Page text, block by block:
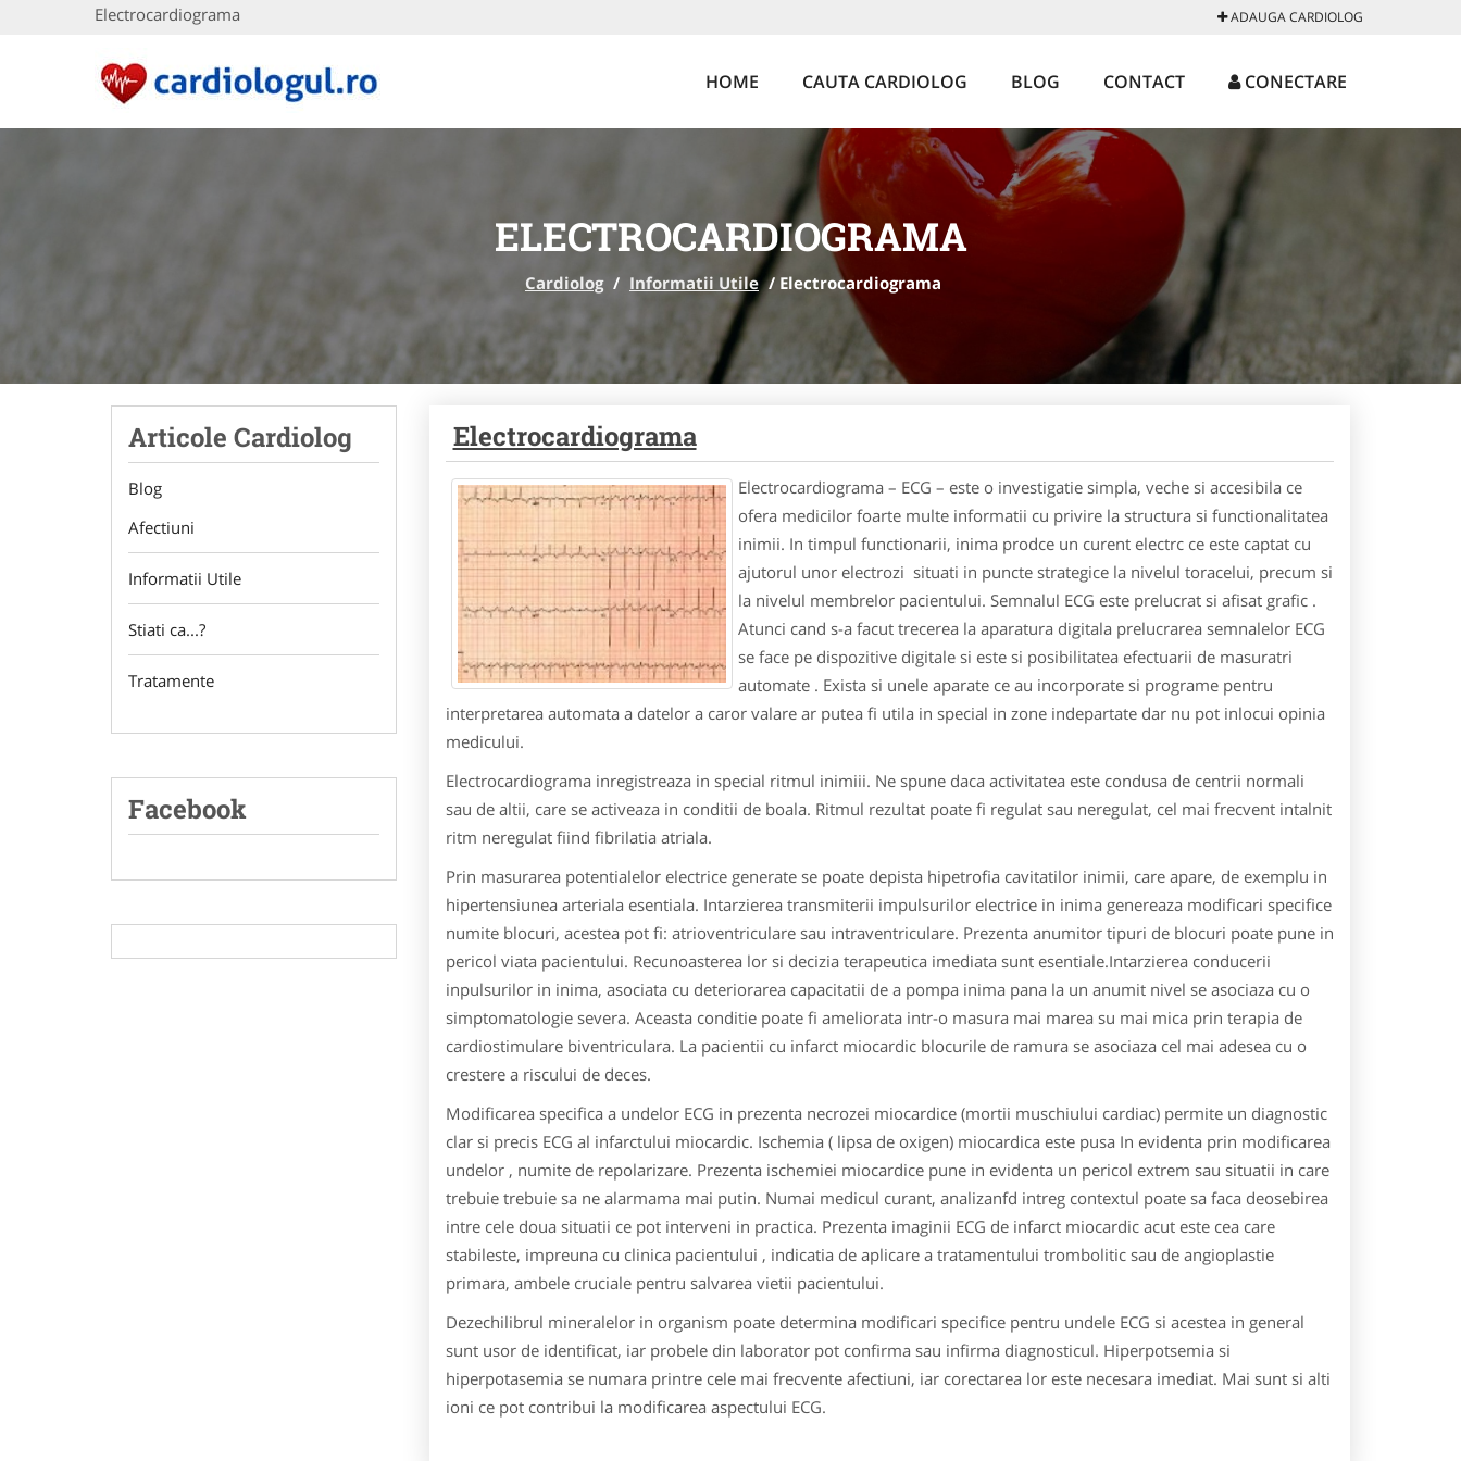
Electrocardiograma ADAUGA CARDIOLOG
HOME CAUTA CARDIOLOG BLOG CONTACT CONECTARE
ELECTROCARDIOGRAMA
Cardiolog / Informatii Utile / Electrocardiograma
Articole Cardiolog
Blog
Afectiuni
Informatii Utile
Stiati ca...?
Tratamente
Facebook
Electrocardiograma
Electrocardiograma – ECG – este o investigatie simpla, veche si accesibila ce
ofera medicilor foarte multe informatii cu privire la structura si functionalitatea
inimii. In timpul functionarii, inima prodce un curent electrc ce este captat cu
ajutorul unor electrozi situati in puncte strategice la nivelul toracelui, precum si
la nivelul membrelor pacientului. Semnalul ECG este prelucrat si afisat grafic .
Atunci cand s-a facut trecerea la aparatura digitala prelucrarea semnalelor ECG
se face pe dispozitive digitale si este si posibilitatea efectuarii de masuratri
automate . Exista si unele aparate ce au incorporate si programe pentru
interpretarea automata a datelor a caror valare ar putea fi utila in special in zone indepartate dar nu pot inlocui opinia
medicului.
Electrocardiograma inregistreaza in special ritmul inimiii. Ne spune daca activitatea este condusa de centrii normali
sau de altii, care se activeaza in conditii de boala. Ritmul rezultat poate fi regulat sau neregulat, cel mai frecvent intalnit
ritm neregulat fiind fibrilatia atriala.
Prin masurarea potentialelor electrice generate se poate depista hipetrofia cavitatilor inimii, care apare, de exemplu in
hipertensiunea arteriala esentiala. Intarzierea transmiterii impulsurilor electrice in inima genereaza modificari specifice
numite blocuri, acestea pot fi: atrioventriculare sau intraventriculare. Prezenta anumitor tipuri de blocuri poate pune in
pericol viata pacientului. Recunoasterea lor si decizia terapeutica imediata sunt esentiale.Intarzierea conducerii
inpulsurilor in inima, asociata cu deteriorarea capacitatii de a pompa inima pana la un anumit nivel se asociaza cu o
simptomatologie severa. Aceasta conditie poate fi ameliorata intr-o masura mai marea su mai mica prin terapia de
cardiostimulare biventriculara. La pacientii cu infarct miocardic blocurile de ramura se asociaza cel mai adesea cu o
crestere a riscului de deces.
Modificarea specifica a undelor ECG in prezenta necrozei miocardice (mortii muschiului cardiac) permite un diagnostic
clar si precis ECG al infarctului miocardic. Ischemia ( lipsa de oxigen) miocardica este pusa In evidenta prin modificarea
undelor , numite de repolarizare. Prezenta ischemiei miocardice pune in evidenta un pericol extrem sau situatii in care
trebuie trebuie sa ne alarmama mai putin. Numai medicul curant, analizanfd intreg contextul poate sa faca deosebirea
intre cele doua situatii ce pot interveni in practica. Prezenta imaginii ECG de infarct miocardic acut este cea care
stabileste, impreuna cu clinica pacientului , indicatia de aplicare a tratamentului trombolitic sau de angioplastie
primara, ambele cruciale pentru salvarea vietii pacientului.
Dezechilibrul mineralelor in organism poate determina modificari specifice pentru undele ECG si acestea in general
sunt usor de identificat, iar probele din laborator pot confirma sau infirma diagnosticul. Hiperpotsemia si
hiperpotasemia se numara printre cele mai frecvente afectiuni, iar corectarea lor este necesara imediat. Mai sunt si alti
ioni ce pot contribui la modificarea aspectului ECG.